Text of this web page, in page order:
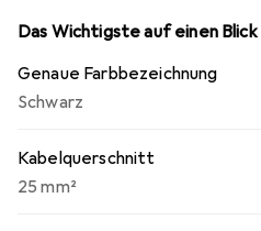
Das Wichtigste auf einen Blick
Genaue Farbbezeichnung
Schwarz
Kabelquerschnitt
25 mm²